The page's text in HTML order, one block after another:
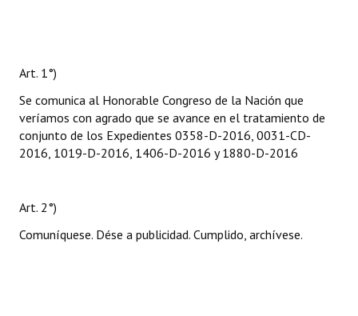
Art. 1°)
Se comunica al Honorable Congreso de la Nación que
veríamos con agrado que se avance en el tratamiento de
conjunto de los Expedientes 0358-D-2016, 0031-CD-
2016, 1019-D-2016, 1406-D-2016 y 1880-D-2016
Art. 2°)
Comuníquese. Dése a publicidad. Cumplido, archívese.